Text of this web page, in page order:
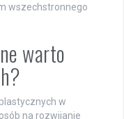
wszechstronnego
warto
w
na rozwijanie